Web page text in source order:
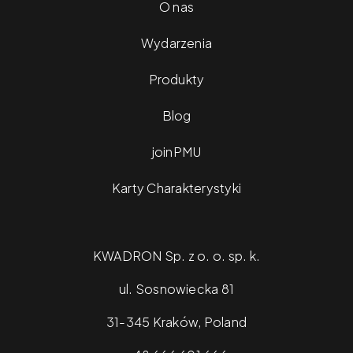
O nas
Wydarzenia
Produkty
Blog
joinPMU
Karty Charakterystyki
KWADRON Sp. z o. o. sp. k.
ul. Sosnowiecka 81
31-345 Kraków, Poland